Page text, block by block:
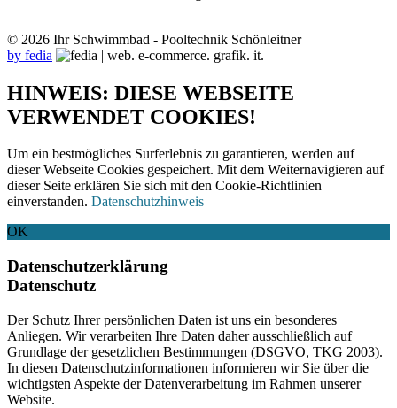
© 2026 Ihr Schwimmbad - Pooltechnik Schönleitner
by fedia
HINWEIS: DIESE WEBSEITE
VERWENDET COOKIES!
Um ein bestmögliches Surferlebnis zu garantieren, werden auf
dieser Webseite Cookies gespeichert. Mit dem Weiternavigieren auf
dieser Seite erklären Sie sich mit den Cookie-Richtlinien
einverstanden. Datenschutzhinweis
OK
Datenschutzerklärung
Datenschutz
Der Schutz Ihrer persönlichen Daten ist uns ein besonderes
Anliegen. Wir verarbeiten Ihre Daten daher ausschließlich auf
Grundlage der gesetzlichen Bestimmungen (DSGVO, TKG 2003).
In diesen Datenschutzinformationen informieren wir Sie über die
wichtigsten Aspekte der Datenverarbeitung im Rahmen unserer
Website.